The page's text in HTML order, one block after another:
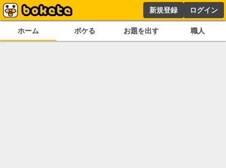
新規登録 ログイン
ホーム ボケる お題を出す 職人